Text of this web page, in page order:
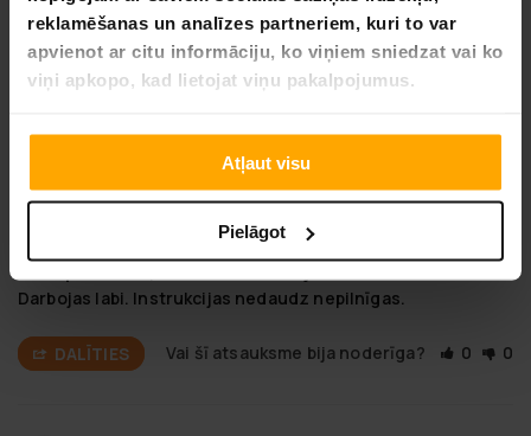
reklamēšanas un analīzes partneriem, kuri to var
apvienot ar citu informāciju, ko viņiem sniedzat vai ko
viņi apkopo, kad lietojat viņu pakalpojumus.
Atļaut visu
Pielāgot
Atsauksme Jautājums
10.27.2022
Anonymous
Darbojas labi. Instrukcijas nedaudz nepilnīgas.
DALĪTIES Vai šī atsauksme bija noderīga? 0 0